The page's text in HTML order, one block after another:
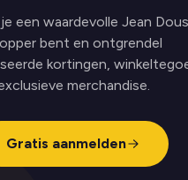
een waardevolle Jean
bent en ontgrendel
kortingen,
merchandise.
Gratis aanmelden